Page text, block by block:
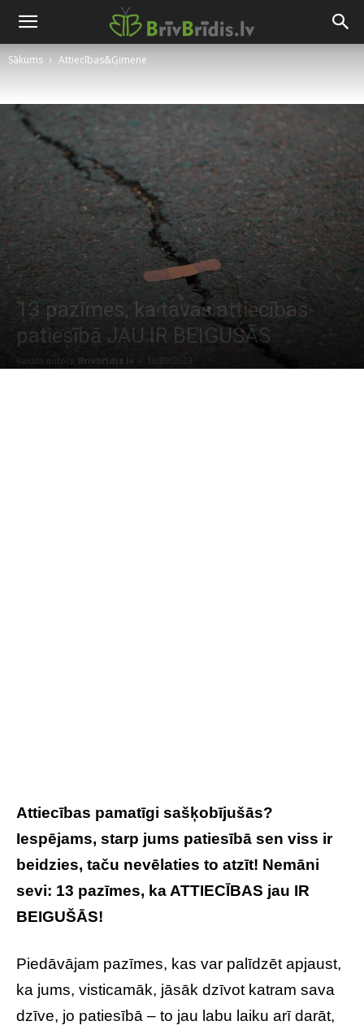
Sākums Attiecības&Ģimene
13 pazīmes, ka tavas attiecības
patiesībā JAU IR BEIGUŠĀS
Raksta autors Brivbridis.lv 10/09/2023
Attiecības pamatīgi sašķobījušās?
Iespējams, starp jums patiesībā sen viss ir
beidzies, taču nevēlaties to atzīt! Nemāni
sevi: 13 pazīmes, ka ATTIECĪBAS jau IR
BEIGUŠĀS!
Piedāvājam pazīmes, kas var palīdzēt apjaust,
ka jums, visticamāk, jāsāk dzīvot katram sava
dzīve, jo patiesībā – to jau labu laiku arī darāt,